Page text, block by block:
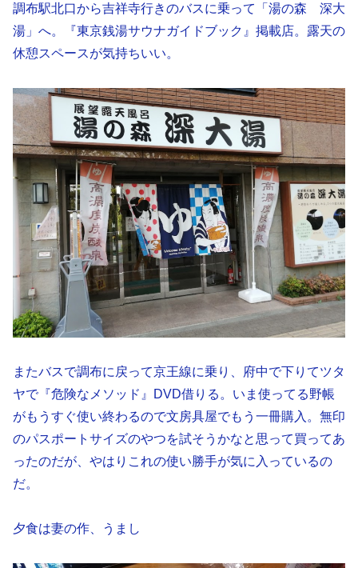
調布駅北口から吉祥寺行きのバスに乗って「湯の森 深大
湯」へ。『東京銭湯サウナガイドブック』掲載店。露天の
休憩スペースが気持ちいい。
またバスで調布に戻って京王線に乗り、府中で下りてツタ
ヤで『危険なメソッド』DVD借りる。いま使ってる野帳
がもうすぐ使い終わるので文房具屋でもう一冊購入。無印
のパスポートサイズのやつを試そうかなと思って買ってあ
ったのだが、やはりこれの使い勝手が気に入っているの
だ。
夕食は妻の作、うまし